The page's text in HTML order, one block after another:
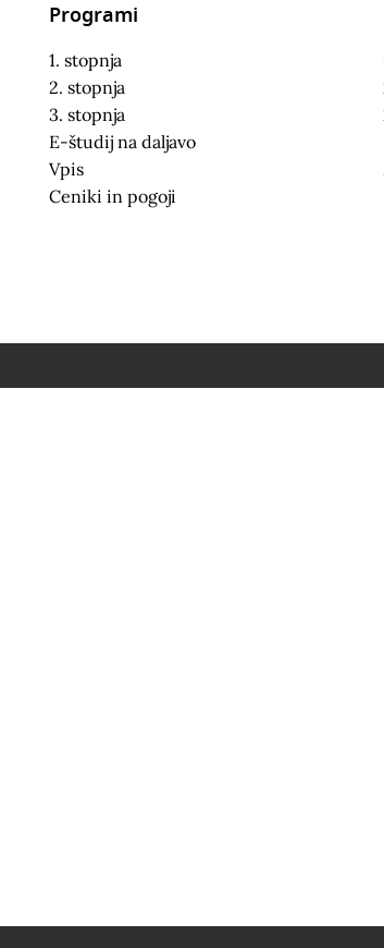
Programi
1. stopnja
2. stopnja
3. stopnja
E-študij na daljavo
Vpis
Ceniki in pogoji